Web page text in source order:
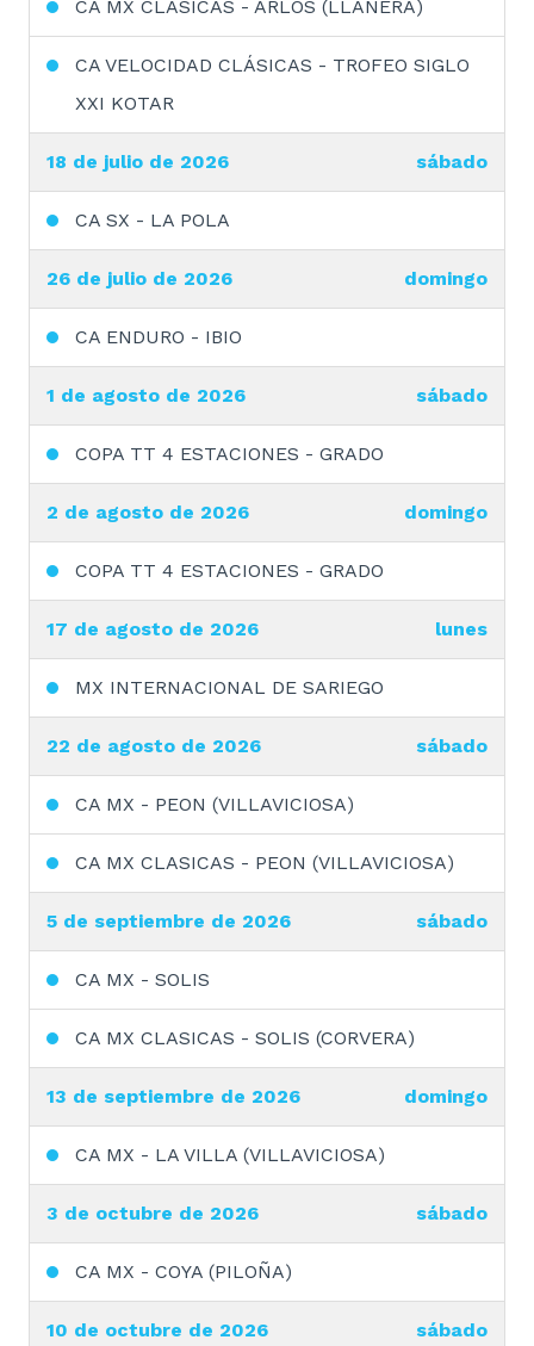
CA MX CLASICAS - ARLOS (LLANERA)
CA VELOCIDAD CLÁSICAS - TROFEO SIGLO
XXI KOTAR
18 de julio de 2026 sábado
CA SX - LA POLA
26 de julio de 2026 domingo
CA ENDURO - IBIO
1 de agosto de 2026 sábado
COPA TT 4 ESTACIONES - GRADO
2 de agosto de 2026 domingo
COPA TT 4 ESTACIONES - GRADO
17 de agosto de 2026 lunes
MX INTERNACIONAL DE SARIEGO
22 de agosto de 2026 sábado
CA MX - PEON (VILLAVICIOSA)
CA MX CLASICAS - PEON (VILLAVICIOSA)
5 de septiembre de 2026 sábado
CA MX - SOLIS
CA MX CLASICAS - SOLIS (CORVERA)
13 de septiembre de 2026 domingo
CA MX - LA VILLA (VILLAVICIOSA)
3 de octubre de 2026 sábado
CA MX - COYA (PILOÑA)
10 de octubre de 2026 sábado